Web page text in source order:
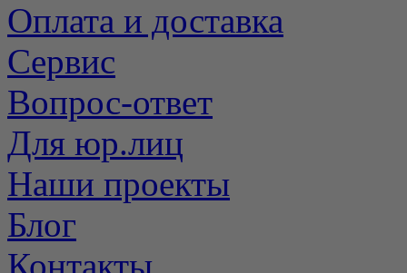
Оплата и доставка
Сервис
Вопрос-ответ
Для юр.лиц
Наши проекты
Блог